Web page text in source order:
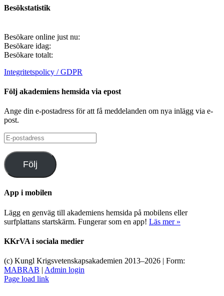
Besökstatistik
Besökare online just nu:
Besökare idag:
Besökare totalt:
Integritetspolicy / GDPR
Följ akademiens hemsida via epost
Ange din e-postadress för att få meddelanden om nya inlägg via e-
post.
E-
postadress
Följ
App i mobilen
Lägg en genväg till akademiens hemsida på mobilens eller
surfplattans startskärm. Fungerar som en app! Läs mer »
KKrVA i sociala medier
(c) Kungl Krigsvetenskapsakademien 2013–2026 | Form:
MABRAB | Admin login
Page load link